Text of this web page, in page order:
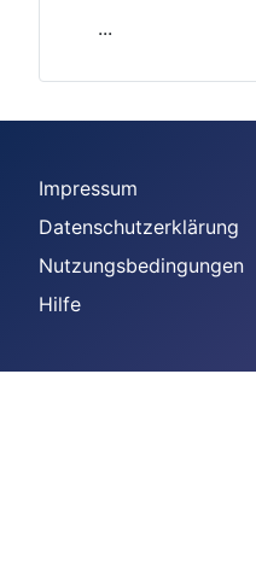
...
Impressum
Datenschutzerklärung
Nutzungsbedingungen
Hilfe